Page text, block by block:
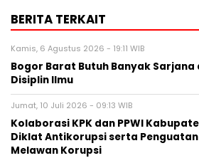
BERITA TERKAIT
Kamis, 6 Agustus 2026 - 19:11 WIB
Bogor Barat Butuh Banyak
Disiplin Ilmu
Jumat, 10 Juli 2026 - 09:13 WIB
Kolaborasi KPK dan PPWI
Diklat Antikorupsi serta
Melawan Korupsi